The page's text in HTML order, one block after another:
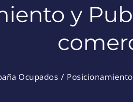
y
Ocupados